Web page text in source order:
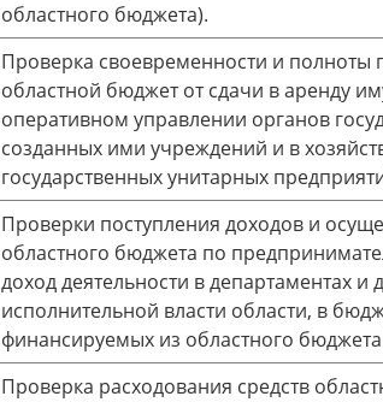
областного бюджета).
Проверка своевременности и полноты
областной бюджет от сдачи в аренду
оперативном управлении органов
созданных ими учреждений и в
государственных унитарных
Проверки поступления доходов и
областного бюджета по
доход деятельности в департаментах и
исполнительной власти области, в
финансируемых из областного
Проверка расходования средств